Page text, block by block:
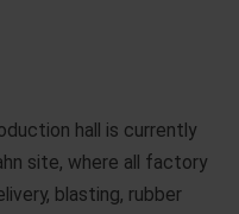
hall is currently
site, where all factory
blasting, rubber